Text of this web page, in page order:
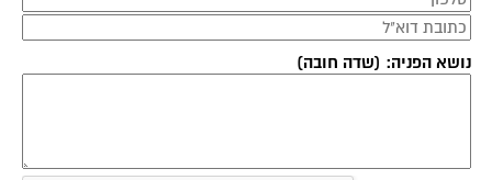
נושא הפניה: (שדה חובה)